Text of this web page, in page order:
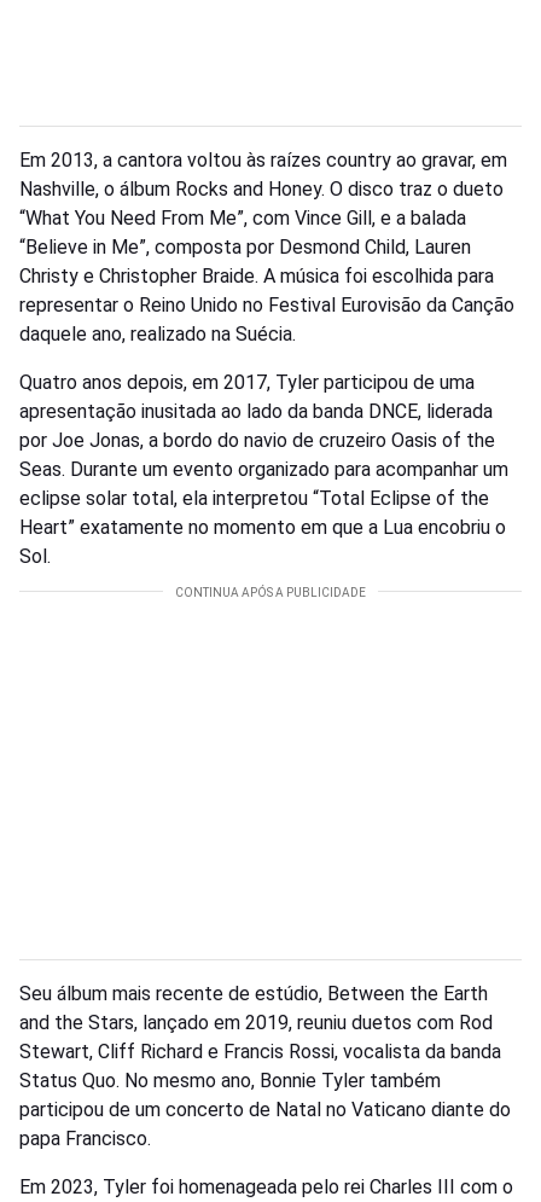
Em 2013, a cantora voltou às raízes country ao gravar, em
Nashville, o álbum Rocks and Honey. O disco traz o dueto
“What You Need From Me”, com Vince Gill, e a balada
“Believe in Me”, composta por Desmond Child, Lauren
Christy e Christopher Braide. A música foi escolhida para
representar o Reino Unido no Festival Eurovisão da Canção
daquele ano, realizado na Suécia.
Quatro anos depois, em 2017, Tyler participou de uma
apresentação inusitada ao lado da banda DNCE, liderada
por Joe Jonas, a bordo do navio de cruzeiro Oasis of the
Seas. Durante um evento organizado para acompanhar um
eclipse solar total, ela interpretou “Total Eclipse of the
Heart” exatamente no momento em que a Lua encobriu o
Sol.
Seu álbum mais recente de estúdio, Between the Earth
and the Stars, lançado em 2019, reuniu duetos com Rod
Stewart, Cliff Richard e Francis Rossi, vocalista da banda
Status Quo. No mesmo ano, Bonnie Tyler também
participou de um concerto de Natal no Vaticano diante do
papa Francisco.
Em 2023, Tyler foi homenageada pelo rei Charles III com o